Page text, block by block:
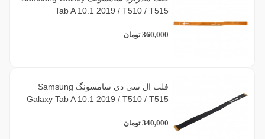
Tab A 10.1 2019 / T510 / T515
360,000 تومان
فلت ال سی دی سامسونگ Samsung
Galaxy Tab A 10.1 2019 / T510 / T515
340,000 تومان